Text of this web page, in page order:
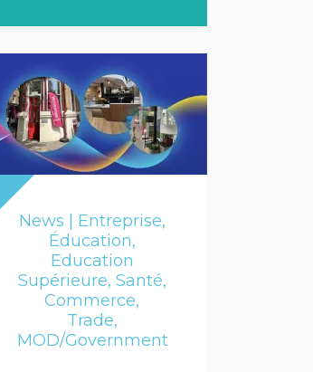
News | Entreprise,
Éducation,
Education
Supérieure, Santé,
Commerce,
Trade,
MOD/Government